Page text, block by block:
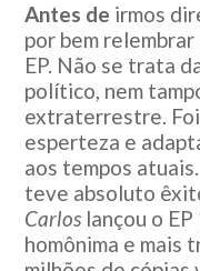
Antes de irmos
por bem
EP. Não se trata
político, nem
extraterrestre.
esperteza e
aos tempos
teve absoluto
Carlos lançou o EP
homônima e mais